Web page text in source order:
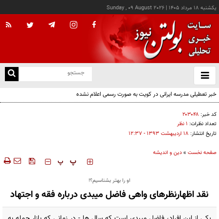
يکشنبه ۱۸ مرداد ۱۴۰۵ |
Sunday , 09 August 2026
باز
و
خبر تعطیلی مدرسه ایرانی در کویت به صورت رسمی اعلام نشده
کد خبر: ۲۰۳۰۴۸
تعداد نظرات: ۱ نظر
تاریخ انتشار: ۱۸ ارديبهشت ۱۳۹۳ - ۱۲:۳۷
صفحه نخست »دین و اندیشه
‍‍‍ پ پ
او را بهتر بشناسیم؟!
نقد اظهارنظرهای واهی فاضل میبدی درباره فقه و اجتهاد